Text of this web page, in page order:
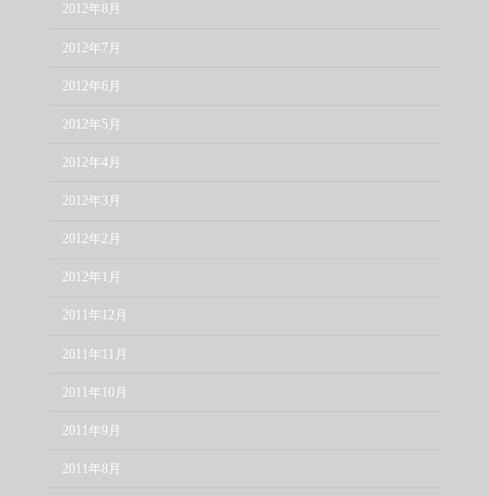
2012年8月
2012年7月
2012年6月
2012年5月
2012年4月
2012年3月
2012年2月
2012年1月
2011年12月
2011年11月
2011年10月
2011年9月
2011年8月